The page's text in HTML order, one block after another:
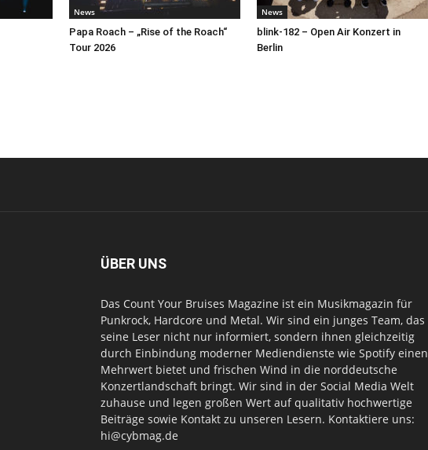
News
Papa Roach – „Rise of the Roach“
Tour 2026
News
blink-182 – Open Air Konzert in
Berlin
ÜBER UNS
Das Count Your Bruises Magazine ist ein Musikmagazin für
Punkrock, Hardcore und Metal. Wir sind ein junges Team, das
seine Leser nicht nur informiert, sondern ihnen gleichzeitig
durch Einbindung moderner Mediendienste wie Spotify einen
Mehrwert bietet und frischen Wind in die norddeutsche
Konzertlandschaft bringt. Wir sind in der Social Media Welt
zuhause und legen großen Wert auf qualitativ hochwertige
Beiträge sowie Kontakt zu unseren Lesern. Kontaktiere uns:
hi@cybmag.de